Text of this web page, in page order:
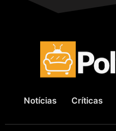
Notícias Críticas